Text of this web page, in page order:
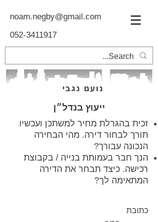
noam.negby@gmail.com
052-3411917
ייעוץ בנדל״ן
זכית בהגרלת מחיר למשתכן ועכשיו
תורך לבחור דירה. מהי הבחירה
הנכונה עבורך?
הנך חבר בעמותת בנייה / בקבוצת
רכישה. כיצד תבחר את הדירה
המתאימה לך?
כתובת